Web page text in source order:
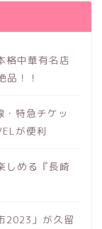
格中華有名店
品！！
・特急チケッ
が便利
しめる『長崎
2023」が久留